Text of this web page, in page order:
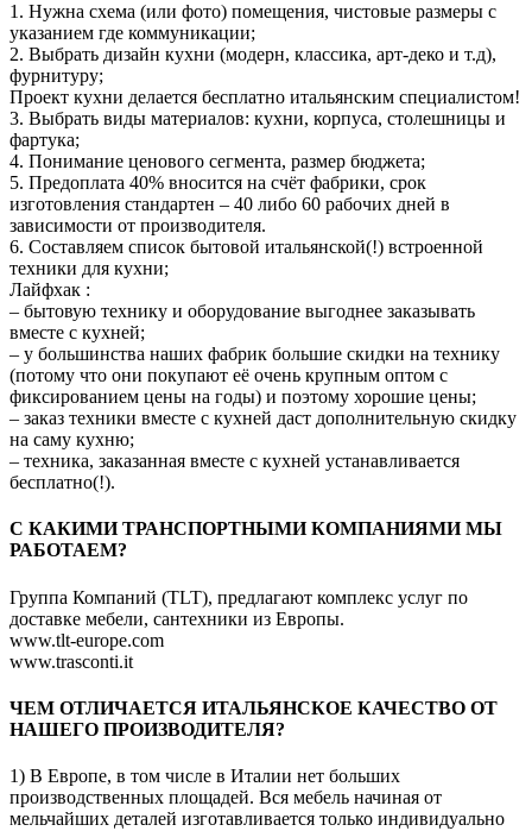
1. Нужна схема (или фото) помещения, чистовые размеры с
указанием где коммуникации;
2. Выбрать дизайн кухни (модерн, классика, арт-деко и т.д),
фурнитуру;
Проект кухни делается бесплатно итальянским специалистом!
3. Выбрать виды материалов: кухни, корпуса, столешницы и
фартука;
4. Понимание ценового сегмента, размер бюджета;
5. Предоплата 40% вносится на счёт фабрики, срок
изготовления стандартен – 40 либо 60 рабочих дней в
зависимости от производителя.
6. Составляем список бытовой итальянской(!) встроенной
техники для кухни;
Лайфхак :
– бытовую технику и оборудование выгоднее заказывать
вместе с кухней;
– у большинства наших фабрик большие скидки на технику
(потому что они покупают её очень крупным оптом с
фиксированием цены на годы) и поэтому хорошие цены;
– заказ техники вместе с кухней даст дополнительную скидку
на саму кухню;
– техника, заказанная вместе с кухней устанавливается
бесплатно(!).
C КАКИМИ ТРАНСПОРТНЫМИ КОМПАНИЯМИ МЫ
РАБОТАЕМ?
Группа Компаний (TLT), предлагают комплекс услуг по
доставке мебели, сантехники из Европы.
www.tlt-europe.com
www.trasconti.it
ЧЕМ ОТЛИЧАЕТСЯ ИТАЛЬЯНСКОЕ КАЧЕСТВО ОТ
НАШЕГО ПРОИЗВОДИТЕЛЯ?
1) В Европе, в том числе в Италии нет больших
производственных площадей. Вся мебель начиная от
мельчайших деталей изготавливается только индивидуально